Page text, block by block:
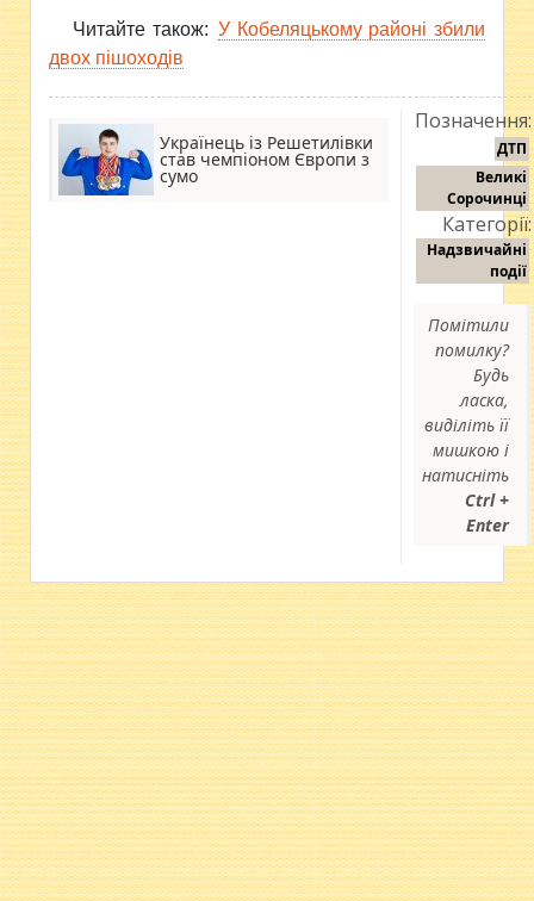
Читайте також: У Кобеляцькому районі збили
двох пішоходів
Українець із Решетилівки
став чемпіоном Європи з
сумо
Позначення:
ДТП
Великі
Сорочинці
Категорії:
Надзвичайні
події
Помітили
помилку?
Будь
ласка,
виділіть її
мишкою і
натисніть
Ctrl +
Enter